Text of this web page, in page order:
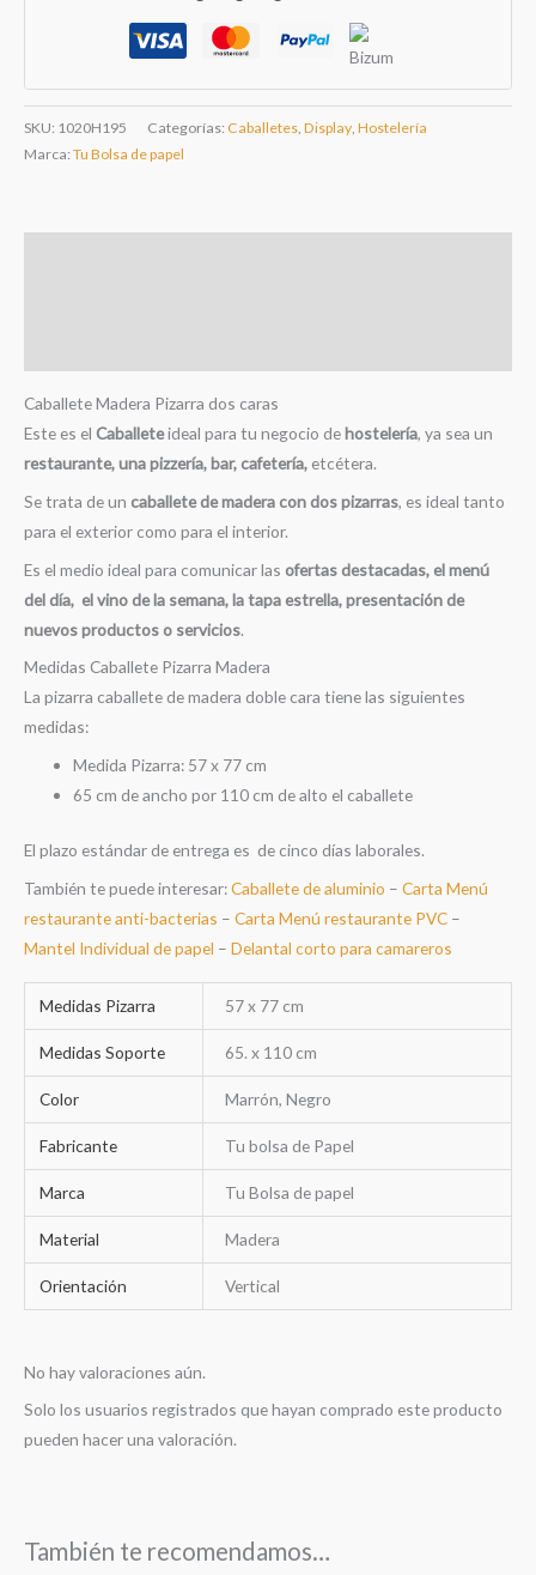
SKU: 1020H195 Categorías: Caballetes Display Hostelería
Marca: Tu Bolsa de papel
Caballete Madera Pizarra dos caras
Este es el Caballeteideal para tu negocio dehostelería, ya sea un
restaurante, una pizzería, bar, cafetería, etcétera.
Se trata de un caballete de madera con dos pizarras, es ideal tanto
para el exterior como para el interior.
Es el medio ideal para comunicar las ofertas destacadas, el menú
del día, el vino de la semana, la tapa estrella, presentación de
nuevos productos o servicios.
Medidas Caballete Pizarra Madera
La pizarra caballete de madera doble cara tiene las siguientes
medidas:
Medida Pizarra: 57 x 77 cm
65 cm de ancho por 110 cm de alto el caballete
El plazo estándar de entrega es de cinco días laborales.
También te puede interesar:Caballete de aluminio – Carta Menú
restaurante anti-bacterias – Carta Menú restaurante PVC –
Mantel Individual de papel – Delantal corto para camareros
Medidas Pizarra 57 x 77 cm
Medidas Soporte 65. x 110 cm
Color Marrón, Negro
Fabricante Tu bolsa de Papel
Marca Tu Bolsa de papel
Material Madera
Orientación Vertical
No hay valoraciones aún.
Solo los usuarios registrados que hayan comprado este producto
pueden hacer una valoración.
También te recomendamos…